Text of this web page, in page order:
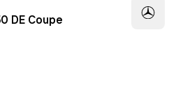
DE Coupe